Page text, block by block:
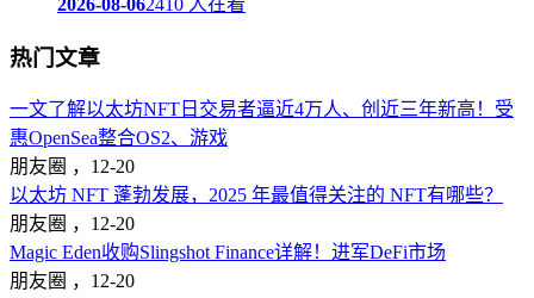
2026-08-062410 人在看
热门文章
一文了解以太坊NFT日交易者逼近4万人、创近三年新高！受
惠OpenSea整合OS2、游戏
朋友圈 ， 12-20
以太坊 NFT 蓬勃发展，2025 年最值得关注的 NFT有哪些？
朋友圈 ， 12-20
Magic Eden收购Slingshot Finance详解！进军DeFi市场
朋友圈 ， 12-20